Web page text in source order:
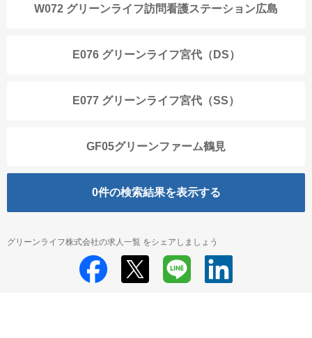
W072 グリーンライフ訪問看護ステーション広島
E076 グリーンライフ宮代（DS）
E077 グリーンライフ宮代（SS）
GF05グリーンファーム鶴見
0件の検索結果を表示する
グリーンライフ株式会社の求人一覧 をシェアしましょう